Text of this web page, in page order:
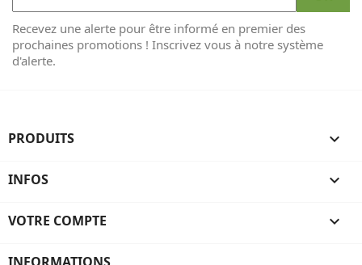
Recevez une alerte pour être informé en premier des
prochaines promotions ! Inscrivez vous à notre système
d'alerte.
PRODUITS 
INFOS 
VOTRE COMPTE 